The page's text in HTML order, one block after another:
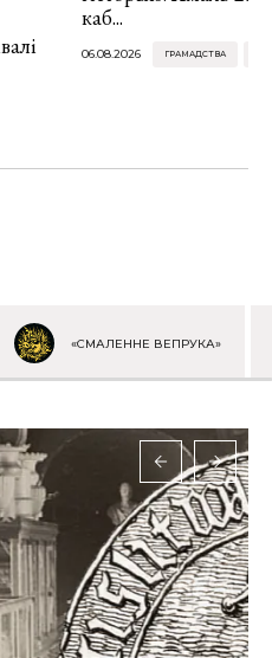
каб...
06.08.2026 ГРАМАДСТВА
«СМАЛЕННЕ ВЕПРУКА»